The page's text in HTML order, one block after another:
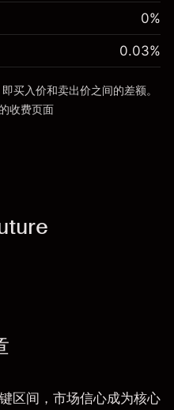
约值）
值）
约值）
$99,000.00
0%
0.03%
买入价和卖出价之间的差额。
收费页面
区间，市场信心成为核心